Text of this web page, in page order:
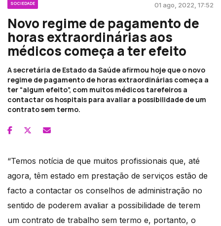
SOCIEDADE 01 ago, 2022, 17:52
Novo regime de pagamento de
horas extraordinárias aos
médicos começa a ter efeito
A secretária de Estado da Saúde afirmou hoje que o novo
regime de pagamento de horas extraordinárias começa a
ter “algum efeito”, com muitos médicos tarefeiros a
contactar os hospitais para avaliar a possibilidade de um
contrato sem termo.
“Temos notícia de que muitos profissionais que, até
agora, têm estado em prestação de serviços estão de
facto a contactar os conselhos de administração no
sentido de poderem avaliar a possibilidade de terem
um contrato de trabalho sem termo e, portanto, o